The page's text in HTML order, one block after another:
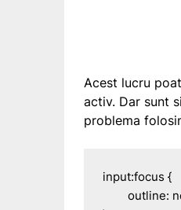
Acest lucru
activ. Dar sunt
problema
input:focus {